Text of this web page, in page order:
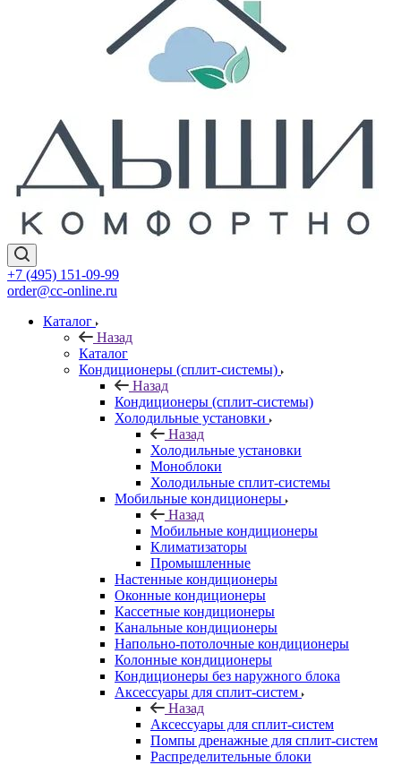
+7 (495) 151-09-99
order@cc-online.ru
Каталог
Назад
Каталог
Кондиционеры (сплит-системы)
Назад
Кондиционеры (сплит-системы)
Холодильные установки
Назад
Холодильные установки
Моноблоки
Холодильные сплит-системы
Мобильные кондиционеры
Назад
Мобильные кондиционеры
Климатизаторы
Промышленные
Настенные кондиционеры
Оконные кондиционеры
Кассетные кондиционеры
Канальные кондиционеры
Напольно-потолочные кондиционеры
Колонные кондиционеры
Кондиционеры без наружного блока
Аксессуары для сплит-систем
Назад
Аксессуары для сплит-систем
Помпы дренажные для сплит-систем
Распределительные блоки